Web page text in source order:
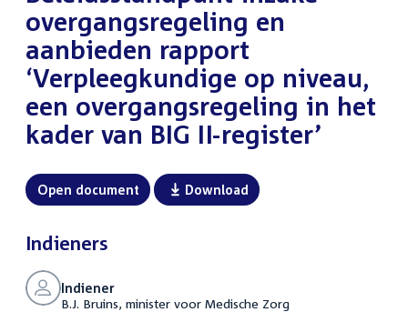
overgangsregeling en
aanbieden rapport
‘Verpleegkundige op niveau,
een overgangsregeling in het
kader van BIG II-register’
Open document Download
Indieners
Indiener
B.J. Bruins, minister voor Medische Zorg